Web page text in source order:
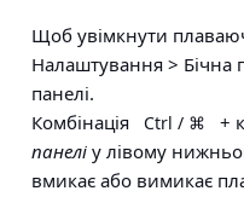
Щоб увімкнути
Налаштування > Бічна
панелі.
Комбінація
Ctrl / ⌘ +
панелі у лівому
вмикає або вимикає